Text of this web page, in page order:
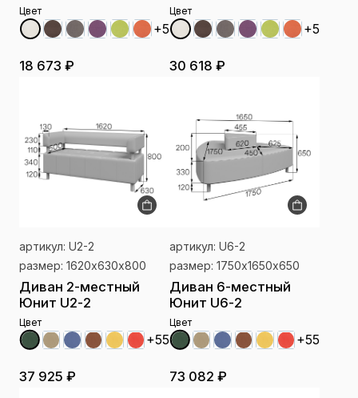
Цвет
+5
18 673 ₽
Цвет
+5
30 618 ₽
артикул: U2-2
размер: 1620х630х800
Диван 2-местный
Юнит U2-2
Цвет
+55
37 925 ₽
артикул: U6-2
размер: 1750х1650х650
Диван 6-местный
Юнит U6-2
Цвет
+55
73 082 ₽